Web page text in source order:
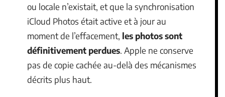
ou locale n’existait, et que la synchronisation
iCloud Photos était active et à jour au
moment de l’effacement, les photos sont
définitivement perdues. Apple ne conserve
pas de copie cachée au-delà des mécanismes
décrits plus haut.